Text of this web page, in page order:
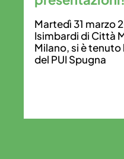
Martedì 31 marzo
Isimbardi di Città
Milano, si è
del PUI Spugna